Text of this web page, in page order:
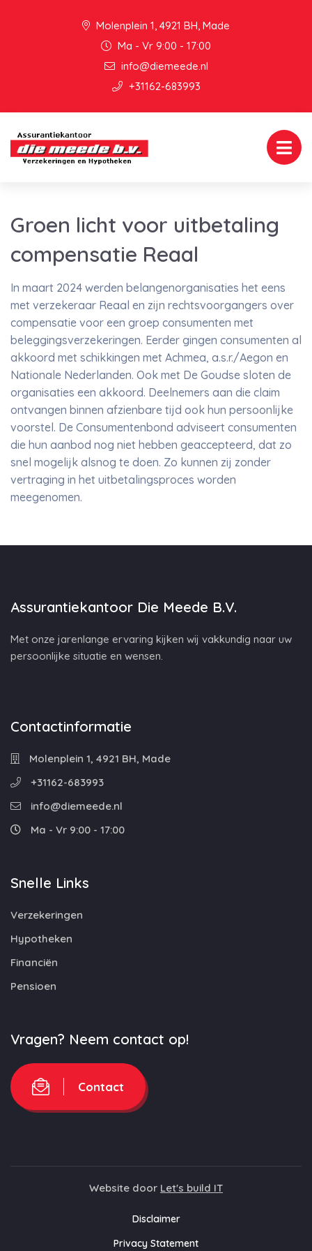
Molenplein 1, 4921 BH, Made
Ma - Vr 9:00 - 17:00
info@diemeede.nl
+31162-683993
Groen licht voor uitbetaling
compensatie Reaal
In maart 2024 werden belangenorganisaties het eens
met verzekeraar Reaal en zijn rechtsvoorgangers over
compensatie voor een groep consumenten met
beleggingsverzekeringen. Eerder gingen consumenten al
akkoord met schikkingen met Achmea, a.s.r./Aegon en
Nationale Nederlanden. Ook met De Goudse sloten de
organisaties een akkoord. Deelnemers aan die claim
ontvangen binnen afzienbare tijd ook hun persoonlijke
voorstel. De Consumentenbond adviseert consumenten
die hun aanbod nog niet hebben geaccepteerd, dat zo
snel mogelijk alsnog te doen. Zo kunnen zij zonder
vertraging in het uitbetalingsproces worden
meegenomen.
Assurantiekantoor Die Meede B.V.
Met onze jarenlange ervaring kijken wij vakkundig naar uw
persoonlijke situatie en wensen.
Contactinformatie
Molenplein 1, 4921 BH, Made
+31162-683993
info@diemeede.nl
Ma - Vr 9:00 - 17:00
Snelle Links
Verzekeringen
Hypotheken
Financiën
Pensioen
Vragen? Neem contact op!
Contact
Website door Let's build IT
Disclaimer
Privacy Statement